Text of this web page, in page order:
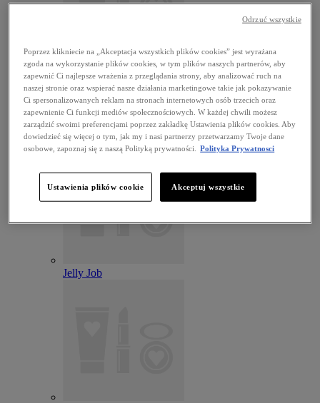
The Brow Glue Crazy Lift
USTA
View all USTA
Błyszczyki do ust
Szminki
Płynne pomadki
Konturówki
Jelly Job
Poprzez klikniecie na „Akceptacja wszystkich plików cookies” jest wyrażana
zgoda na wykorzystanie plików cookies, w tym plików naszych partnerów, aby
zapewnić Ci najlepsze wrażenia z przeglądania strony, aby analizować ruch na
naszej stronie oraz wspierać nasze działania marketingowe takie jak pokazywanie
Ci spersonalizowanych reklam na stronach internetowych osób trzecich oraz
zapewnienie Ci funkcji mediów społecznościowych. W każdej chwili możesz
zarządzić swoimi preferencjami poprzez zakładkę Ustawienia plików cookies. Aby
dowiedzieć się więcej o tym, jak my i nasi partnerzy przetwarzamy Twoje dane
osobowe, zapoznaj się z naszą Polityką prywatności.
Polityka Prywatnosci
Ustawienia plików cookie Akceptuj wszystkie
Odrzuć wszystkie